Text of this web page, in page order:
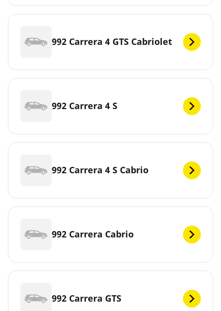
992 Carrera 4 GTS Cabriolet
992 Carrera 4 S
992 Carrera 4 S Cabrio
992 Carrera Cabrio
992 Carrera GTS